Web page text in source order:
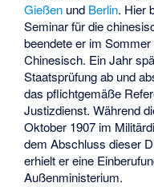
Gießen und Berlin. Hier
Seminar für die
beendete er im
Chinesisch. Ein Jahr
Staatsprüfung ab und
das pflichtgemäße
Justizdienst. Während
Oktober 1907 im
dem Abschluss dieser
erhielt er eine
Außenministerium.